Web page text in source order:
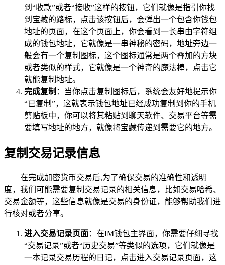
到“收款”或者“接收”这样的按钮，它们就像是指引你找
到宝藏的路标，点击该按钮后，会弹出一个包含你钱包
地址的页面，在这个页面上，你会看到一长串由字符组
成的钱包地址，它就像是一串神秘的密码，地址旁边一
般会有一个复制图标，这个图标通常是两个叠加的方块
或者类似的样式，它就像是一个神奇的魔法棒，点击它
就能复制地址。
完成复制 ：当你点击复制图标后，系统会友好地提示你
“已复制”，这就表示钱包地址已经成功复制到你的手机
剪贴板中，你可以将其粘贴到聊天软件、交易平台等需
要填写地址的地方，就像将宝藏传递到需要它的地方。
复制交易记录信息
在完成加密货币交易后,为了确保交易的准确性和透明
度，我们可能需要复制交易记录的相关信息，比如交易哈希、
交易金额等，这些信息就像是交易的身份证，能够帮助我们进
行核对或者分享。
进入交易记录页面：在IM钱包主界面，你需要仔细寻找
“交易记录”或者“历史交易”等类似的选项，它们就像是
一本记录交易历程的日记，点击进入交易记录页面，这